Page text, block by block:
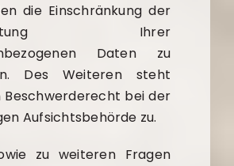
die Einschränkung der
Ihrer
Daten zu
Des Weiteren steht
Beschwerderecht bei der
Aufsichtsbehörde zu.
zu weiteren Fragen